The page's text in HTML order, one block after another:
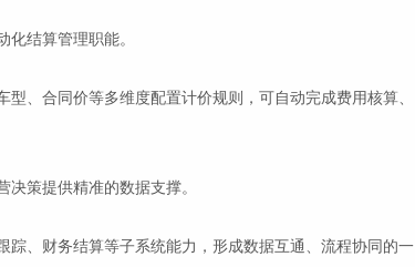
结算管理职能。
、合同价等多维度配置计价规则，可自动完成费用核算、
策提供精准的数据支撑。
、财务结算等子系统能力，形成数据互通、流程协同的一